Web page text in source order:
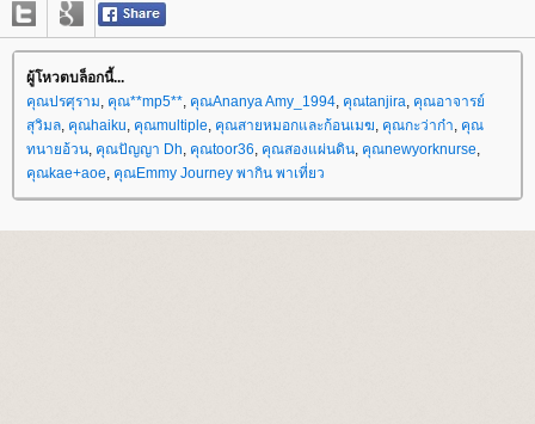
ผู้โหวตบล็อกนี้...
คุณปรศุราม คุณ**mp5** คุณAnanya Amy_1994 คุณtanjira คุณอาจารย์
สุวิมล คุณhaiku คุณmultiple คุณสายหมอกและก้อนเมฆ คุณกะว่าก๋า คุณ
ทนายอ้วน คุณปัญญา Dh คุณtoor36 คุณสองแผ่นดิน คุณnewyorknurse
คุณkae+aoe คุณEmmy Journey พากิน พาเที่ยว